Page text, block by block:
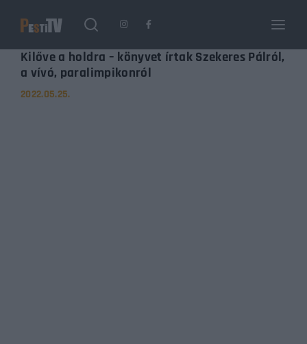
Kilőve a holdra – könyvet írtak Szekeres Pálról,
a vívó, paralimpikonról
2022.05.25.
Login Register
Username or Email Address